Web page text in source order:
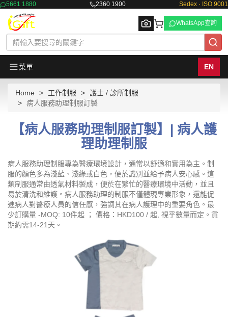
5661 1880 2360 1900 Sedex · ISO 9001
Browse
WhatsApp查詢
菜單 EN
Home 工作制服
護士 / 診所制服
病人服務助理制服訂製
【病人服務助理制服訂製】| 病人護
理助理制服
病人服務助理制服專為醫療環境設計，通常以舒適和實用為主。制
服的顏色多為淺藍、淺綠或白色，便於識別並給予病人安心感。這
類制服通常由透氣材料製成，便於在繁忙的醫療環境中活動，並且
易於清洗和維護。病人服務助理的制服不僅體現專業形象，還能促
進病人對醫療人員的信任感，強調其在病人護理中的重要角色。最
少訂購量 -MOQ: 10件起 ； 價格：HKD100 / 起, 視乎數量而定。貨
期約需14-21天。